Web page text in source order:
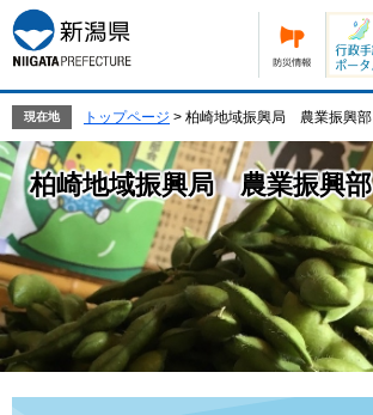
ー
ジ
の
頭
で
す。
ニ
ュ
ー
飛
ば
し
て
本
文
へ
現在地 トップページ > 柏崎地域振興局 農業振興部
柏崎地域振興局 農業振興部